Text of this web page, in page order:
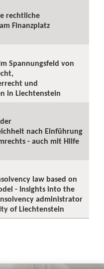
rechtliche
Finanzplatz
Spannungsfeld von
und
in Liechtenstein
nach Einführung
- auch mit Hilfe
law based on
- Insights into the
administrator
of Liechtenstein